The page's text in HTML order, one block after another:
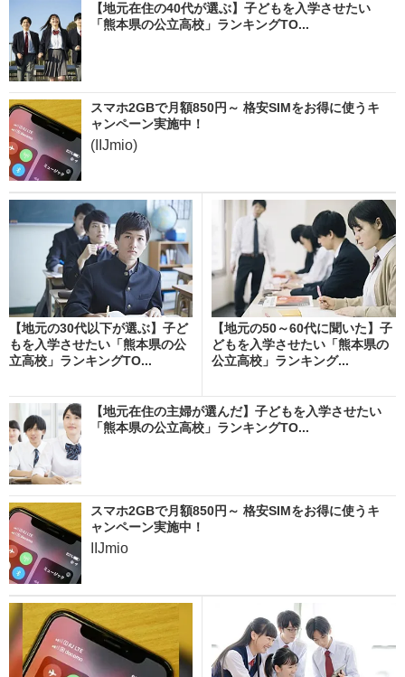
【地元在住の40代が選ぶ】子どもを入学させたい
「熊本県の公立高校」ランキングTO...
スマホ2GBで月額850円～ 格安SIMをお得に使うキ
ャンペーン実施中！
(IIJmio)
【地元の30代以下が選ぶ】子ど
もを入学させたい「熊本県の公
立高校」ランキングTO...
【地元の50～60代に聞いた】子
どもを入学させたい「熊本県の
公立高校」ランキング...
【地元在住の主婦が選んだ】子どもを入学させたい
「熊本県の公立高校」ランキングTO...
スマホ2GBで月額850円～ 格安SIMをお得に使うキ
ャンペーン実施中！
IIJmio